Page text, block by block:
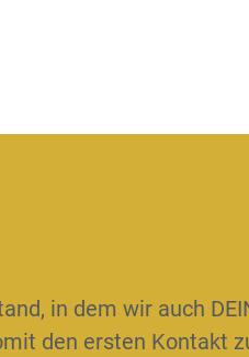
in dem wir auch
den ersten Kontakt